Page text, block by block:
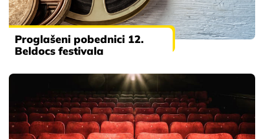
Proglašeni pobednici 12.
Beldocs festivala